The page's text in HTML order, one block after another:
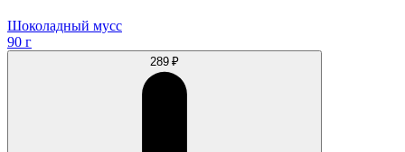
Шоколадный мусс
90 г
289 ₽